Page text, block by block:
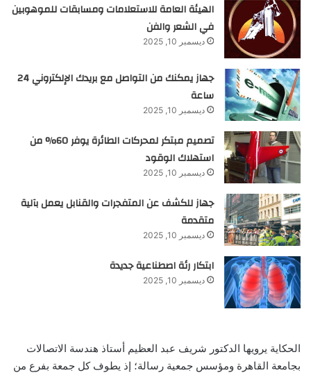
الهيئة العامة للاستعلامات ومسابقات للموهوبين
في الشعر والفن
ديسمبر 10, 2025
جهاز يمكنك من التواصل مع بريدك الإلكتروني 24
ساعة
ديسمبر 10, 2025
تصميم مبتكر لمحركات الطائرة يوفر 60% من
استهلاك الوقود
ديسمبر 10, 2025
جهاز للكشف عن المتفجرات والقنابل يعمل بآلية
متقدمة
ديسمبر 10, 2025
ابتكار رئة اصطناعية جديدة
ديسمبر 10, 2025
الحكاية يرويها الدكتور شريف عبد العظيم أستاذ هندسة الاتصالات
بجامعة القاهرة ومؤسس جمعية رسالة؛ إذ يطوف كل جمعة بفرع من